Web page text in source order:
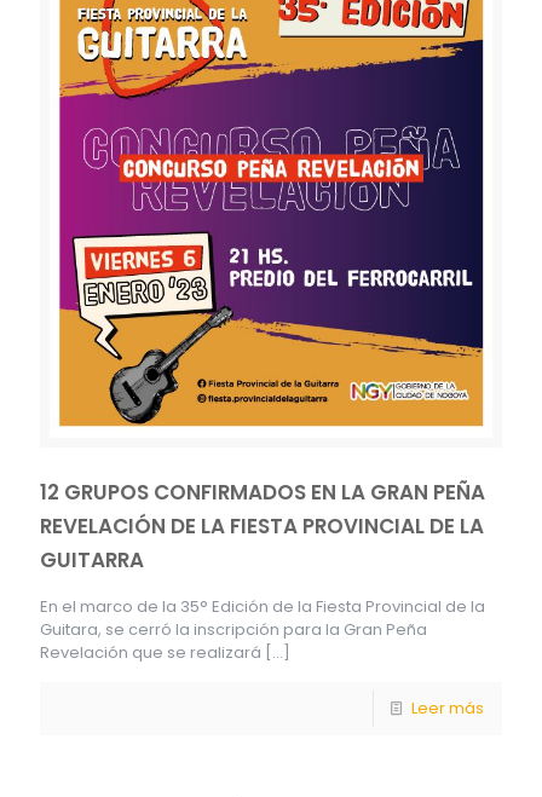
12 GRUPOS CONFIRMADOS EN LA GRAN PEÑA
REVELACIÓN DE LA FIESTA PROVINCIAL DE LA
GUITARRA
En el marco de la 35° Edición de la Fiesta Provincial de la
Guitara, se cerró la inscripción para la Gran Peña
Revelación que se realizará […]
Leer más